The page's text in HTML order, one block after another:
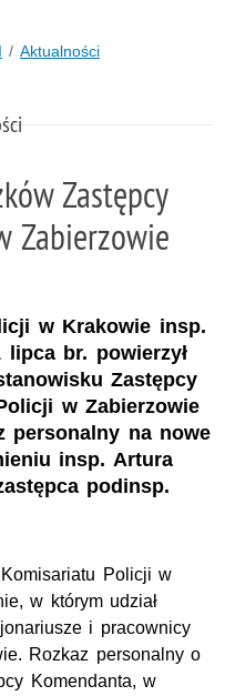
Aktualności
Zastępcy
Zabierzowie
w Krakowie insp.
br. powierzył
Zastępcy
w Zabierzowie
personalny na nowe
insp. Artura
podinsp.
Policji w
w którym udział
i pracownicy
Rozkaz personalny o
Komendanta, w